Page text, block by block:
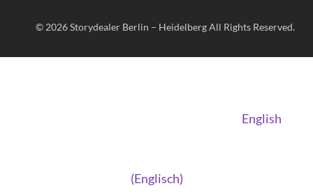
© 2026Storydealer Berlin – HeidelbergAll Rights Reserved.
English
(Englisch)